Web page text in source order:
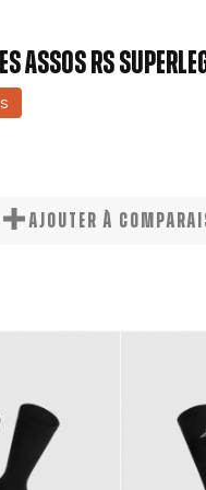
ASSOS RS
AJOUTER À